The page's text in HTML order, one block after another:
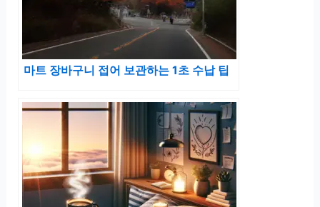
마트 장바구니 접어 보관하는 1초 수납 팁